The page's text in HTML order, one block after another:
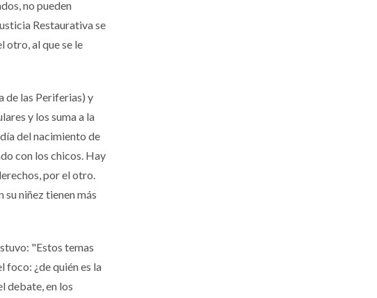
no pueden
Restaurativa se
otro, al que se le
de las Periferias) y
y los suma a la
del nacimiento de
con los chicos. Hay
por el otro.
niñez tienen más
"Estos temas
foco: ¿de quién es la
debate, en los